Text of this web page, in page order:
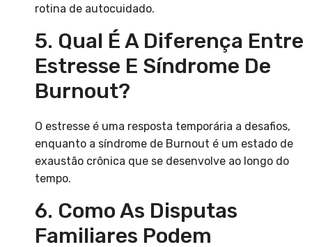
rotina de autocuidado.
5. Qual É A Diferença Entre
Estresse E Síndrome De
Burnout?
O estresse é uma resposta temporária a desafios,
enquanto a síndrome de Burnout é um estado de
exaustão crônica que se desenvolve ao longo do
tempo.
6. Como As Disputas
Familiares Podem